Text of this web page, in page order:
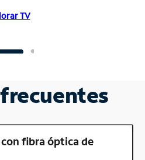
TV
fibra óptica de